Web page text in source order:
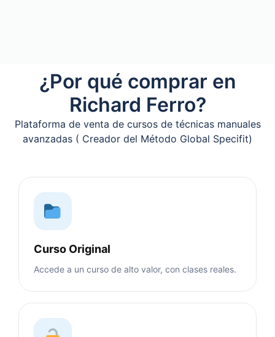
¿Por qué comprar en
Richard Ferro?
Plataforma de venta de cursos de técnicas manuales
avanzadas ( Creador del Método Global Specifit)
Curso Original
Accede a un curso de alto valor, con clases reales.